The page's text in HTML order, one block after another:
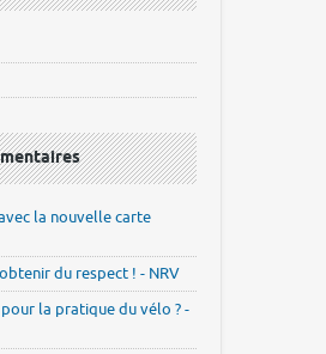
la nouvelle carte
du respect ! - NRV
la pratique du vélo ? -